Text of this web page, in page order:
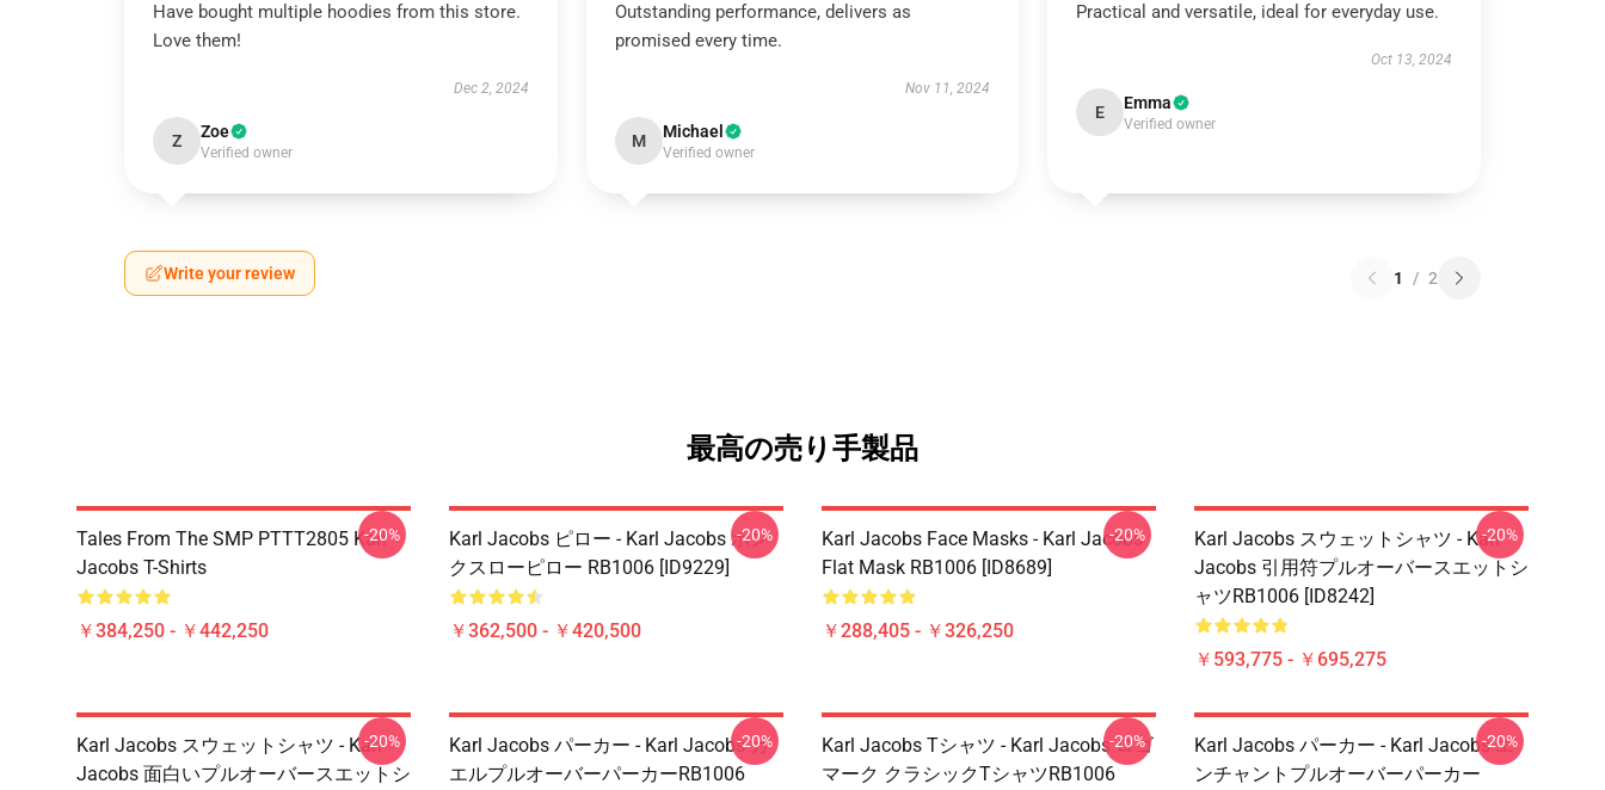
Have bought multiple hoodies from this store.
Love them!
Dec 2, 2024
Z Zoe
Verified owner
Outstanding performance, delivers as
promised every time.
Nov 11, 2024
M Michael
Verified owner
Practical and versatile, ideal for everyday use.
Oct 13, 2024
E Emma
Verified owner
Write your review 1 / 2
最高の売り手製品
Tales From The SMP PTTT2805 Karl
Jacobs T-Shirts
￥384,250 - ￥442,250
-20%
Karl Jacobs ピロー - Karl Jacobs ホン
クスローピロー RB1006 [ID9229]
￥362,500 - ￥420,500
-20%
Karl Jacobs Face Masks - Karl Jacobs
Flat Mask RB1006 [ID8689]
￥288,405 - ￥326,250
-20%
Karl Jacobs スウェットシャツ - Karl
Jacobs 引用符プルオーバースエットシ
ャツRB1006 [ID8242]
￥593,775 - ￥695,275
-20%
Karl Jacobs スウェットシャツ - Karl
Jacobs 面白いプルオーバースエットシ
-20%
Karl Jacobs パーカー - Karl Jacobs カ
エルプルオーバーパーカーRB1006
-20%
Karl Jacobs Tシャツ - Karl Jacobs ロゴ
マーク クラシックTシャツRB1006
-20%
Karl Jacobs パーカー - Karl Jacobs エ
ンチャントプルオーバーパーカー
-20%